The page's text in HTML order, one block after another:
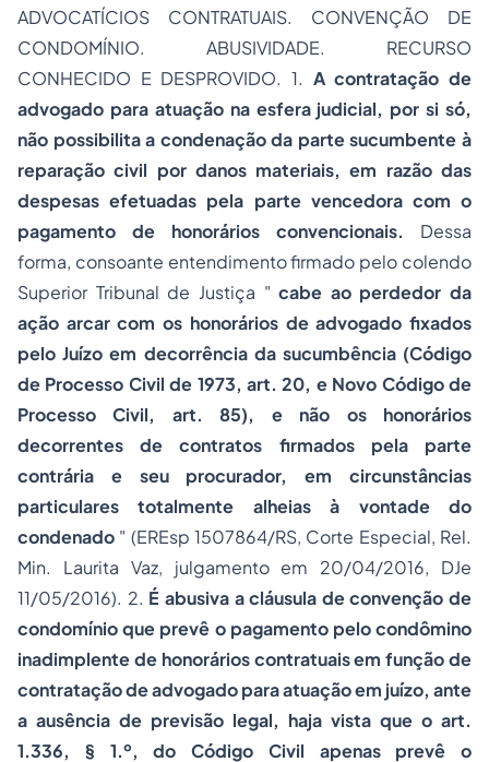
ADVOCATÍCIOS CONTRATUAIS. CONVENÇÃO DE
CONDOMÍNIO. ABUSIVIDADE. RECURSO
CONHECIDO E DESPROVIDO. 1. A contratação de
advogado para atuação na esfera judicial, por si só,
não possibilita a condenação da parte sucumbente à
reparação civil por danos materiais, em razão das
despesas efetuadas pela parte vencedora com o
pagamento de honorários convencionais.
Dessa
forma, consoante entendimento firmado pelo colendo
Superior Tribunal de Justiça " cabe ao perdedor da
ação arcar com os honorários de advogado fixados
pelo Juízo em decorrência da sucumbência (Código
de Processo Civil de 1973, art. 20, e Novo Código de
Processo Civil, art. 85), e não os honorários
decorrentes de contratos firmados pela parte
contrária e seu procurador, em circunstâncias
particulares totalmente alheias à vontade do
condenado " (EREsp 1507864/RS, Corte Especial, Rel.
Min. Laurita Vaz, julgamento em 20/04/2016, DJe
11/05/2016). 2. É abusiva a cláusula de convenção de
condomínio que prevê o pagamento pelo condômino
inadimplente de honorários contratuais em função de
contratação de advogado para atuação em juízo, ante
a ausência de previsão legal, haja vista que o art.
1.336, § 1.º, do Código Civil apenas prevê o